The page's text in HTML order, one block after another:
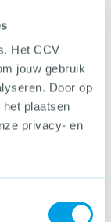
Het CCV
jouw gebruik
Door op
plaatsen
privacy- en